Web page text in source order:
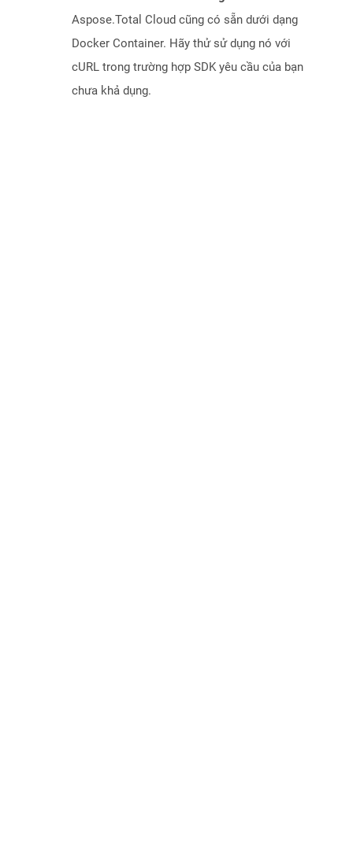
Aspose.Total Cloud cũng có sẵn dưới dạng
Docker Container. Hãy thử sử dụng nó với
cURL trong trường hợp SDK yêu cầu của bạn
chưa khả dụng.